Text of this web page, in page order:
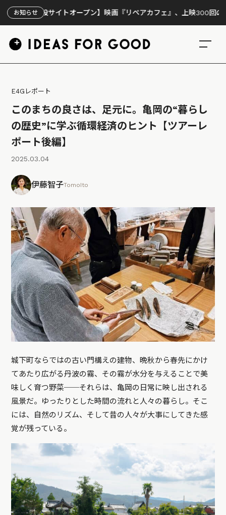
お知らせ
イトオープン】映画『リペアカフェ』、上映300回の先で見えてき
E4Gレポート
このまちの良さは、足元に。亀岡の“暮らし
の歴史”に学ぶ循環経済のヒント【ツアーレ
ポート後編】
2025.03.04
伊藤智子TomoIto
城下町ならではの古い門構えの建物、晩秋から春先にかけ
てあたり広がる丹波の霧、その霧が水分を与えることで美
味しく育つ野菜──それらは、亀岡の日常に映し出される
風景だ。ゆったりとした時間の流れと人々の暮らし。そこ
には、自然のリズム、そして昔の人々が大事にしてきた感
覚が残っている。